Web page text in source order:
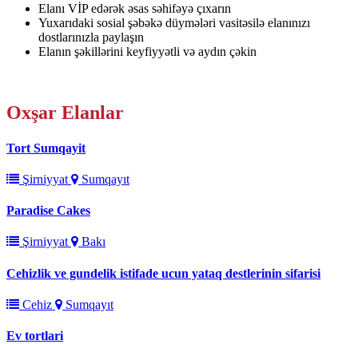
Elanı VİP edərək əsas səhifəyə çıxarın
Yuxarıdaki sosial şəbəkə düymələri vasitəsilə elanınızı
dostlarınızla paylaşın
Elanın şəkillərini keyfiyyətli və aydın çəkin
Oxşar Elanlar
Tort Sumqayit
Şirniyyat Sumqayıt
Paradise Cakes
Şirniyyat Bakı
Cehizlik ve gundelik istifade ucun yataq destlerinin sifarisi
Cehiz Sumqayıt
Ev tortlari